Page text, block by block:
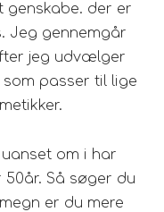
der er
Jeg gennemgår
jeg udvælger
passer til lige
om i har
Så søger du
er du mere